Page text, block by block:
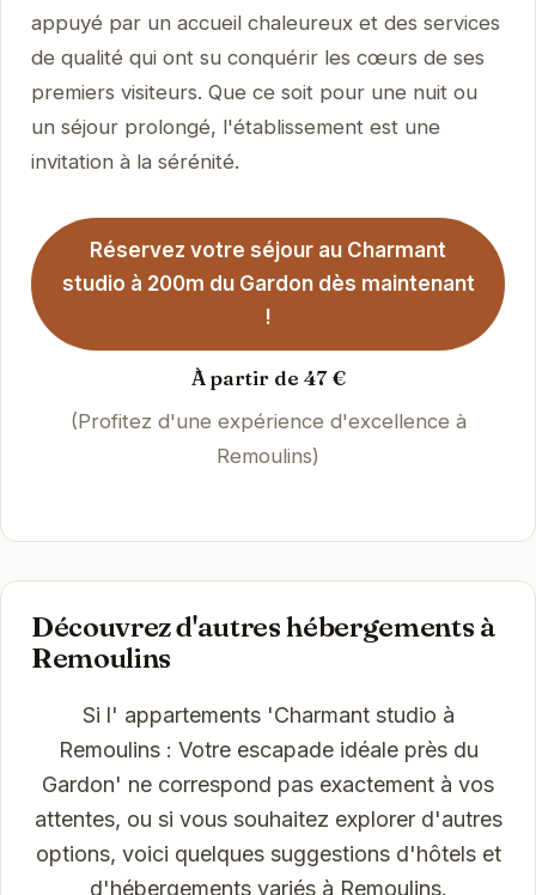
appuyé par un accueil chaleureux et des services
de qualité qui ont su conquérir les cœurs de ses
premiers visiteurs. Que ce soit pour une nuit ou
un séjour prolongé, l'établissement est une
invitation à la sérénité.
Réservez votre séjour au Charmant
studio à 200m du Gardon dès maintenant
!
À partir de 47 €
(Profitez d'une expérience d'excellence à
Remoulins)
Découvrez d'autres hébergements à
Remoulins
Si l' appartements 'Charmant studio à
Remoulins : Votre escapade idéale près du
Gardon' ne correspond pas exactement à vos
attentes, ou si vous souhaitez explorer d'autres
options, voici quelques suggestions d'hôtels et
d'hébergements variés à Remoulins.